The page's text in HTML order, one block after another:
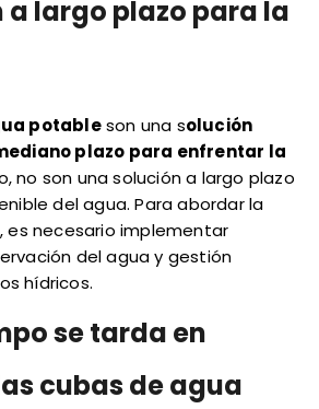
a largo plazo para la
potableson una solución
plazo para enfrentar la
no son una solución a largo plazo
del agua. Para abordar la
es necesario implementar
del agua y gestión
hídricos.
se tarda en
cubas de agua